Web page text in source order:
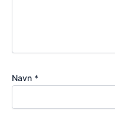
Navn *